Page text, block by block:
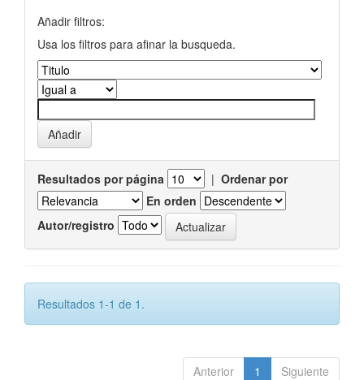
Añadir filtros:
Usa los filtros para afinar la busqueda.
Resultados por página | Ordenar por
En orden
Autor/registro
Resultados 1-1 de 1.
Anterior 1 Siguiente